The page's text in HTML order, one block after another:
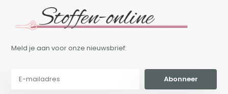
Meld je aan voor onze nieuwsbrief:
Abonneer